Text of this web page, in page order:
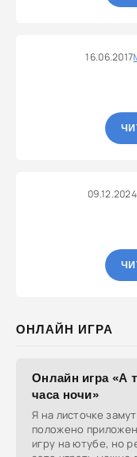
16.06.2017
09.12.2024
ОНЛАЙН ИГРА
Онлайн игра «А
часа ночи»
Я на листочке
положено
игру на ютубе, но